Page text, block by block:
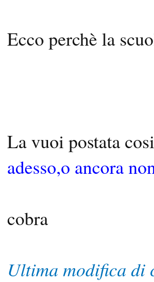
Ecco perchè la
La vuoi postata
adesso,o ancora
cobra
Ultima modifica di